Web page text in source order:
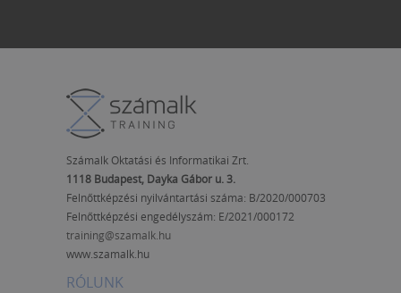
Számalk Oktatási és Informatikai Zrt.
1118 Budapest, Dayka Gábor u. 3.
Felnőttképzési nyilvántartási száma: B/2020/000703
Felnőttképzési engedélyszám: E/2021/000172
training@szamalk.hu
www.szamalk.hu
RÓLUNK